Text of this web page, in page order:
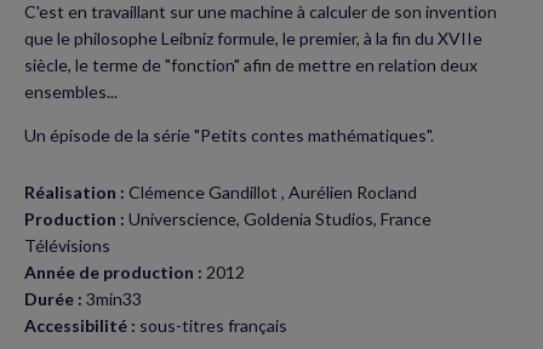
Facebook
(nouvelle
Twitter
(nouvelle
C'est en travaillant sur une machine à calculer de son invention
que le philosophe Leibniz formule, le premier, à la fin du XVIIe
siècle, le terme de "fonction" afin de mettre en relation deux
ensembles...
Un épisode de la série "Petits contes mathématiques".
Réalisation : Clémence Gandillot , Aurélien Rocland
Production : Universcience, Goldenia Studios, France
Télévisions
Année de production : 2012
Durée : 3min33
Accessibilité : sous-titres français